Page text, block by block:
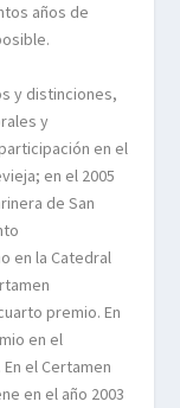
años de
y distinciones,
y
en el
en el 2005
de San
en la Catedral
premio. En
en el
el Certamen
en el año 2003